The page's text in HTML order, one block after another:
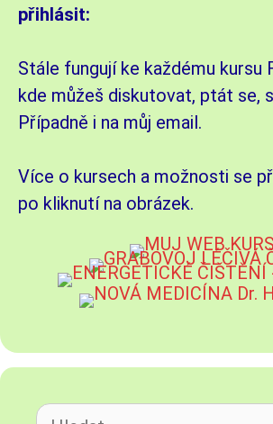
přihlásit:
Stále fungují ke každému kursu
kde můžeš diskutovat, ptát se,
Případně i na můj email.
Více o kursech a možnosti se
po kliknutí na obrázek.
Hledat: